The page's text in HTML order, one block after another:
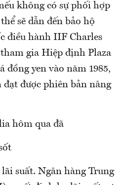
không có sự phối hợp
sẽ dẫn đến bảo hộ
điều hành IIF Charles
gia Hiệp định Plaza
đồng yen vào năm 1985,
đạt được phiên bản nâng
hôm qua đã
suất. Ngân hàng Trung